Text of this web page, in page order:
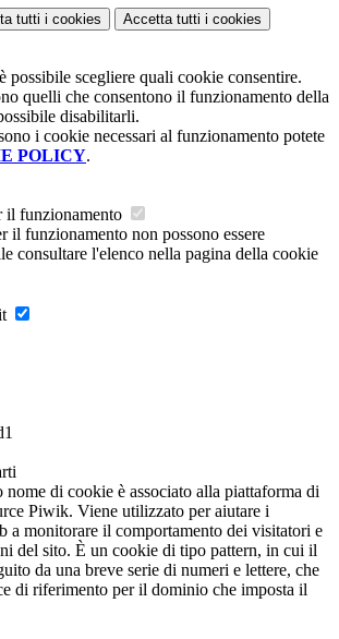
tutti i cookies Accetta tutti i cookies
possibile scegliere quali cookie consentire.
quelli che consentono il funzionamento della
disabilitarli.
i cookie necessari al funzionamento potete
POLICY.
il funzionamento
il funzionamento non possono essere
consultare l'elenco nella pagina della cookie
nome di cookie è associato alla piattaforma di
Piwik. Viene utilizzato per aiutare i
a monitorare il comportamento dei visitatori e
del sito. È un cookie di tipo pattern, in cui il
da una breve serie di numeri e lettere, che
di riferimento per il dominio che imposta il